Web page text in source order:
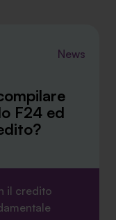
News
F24 ed
il credito